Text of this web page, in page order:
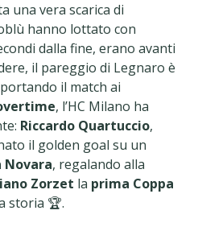
una vera scarica di
hanno lottato con
dalla fine, erano avanti
il pareggio di Legnaro è
il match ai
, l’HC Milano ha
Riccardo Quartuccio,
il golden goal su un
Novara, regalando alla
Zorzet la prima Coppa
storia 🏆.